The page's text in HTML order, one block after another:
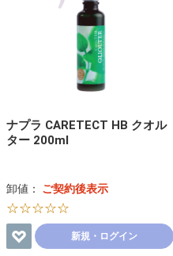
ナプラ CARETECT HB クオル
ター 200ml
卸値： ご契約後表示
☆☆☆☆☆
新規・ログイン